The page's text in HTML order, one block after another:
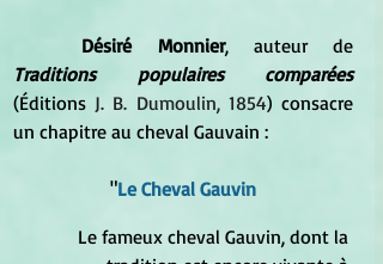
Désiré Monnier, auteur de
Traditions populaires comparées
(Éditions J. B. Dumoulin, 1854) consacre
un chapitre au cheval Gauvain :
"Le Cheval Gauvin
Le fameux cheval Gauvin, dont la